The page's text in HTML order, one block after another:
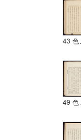
43 色
49 色